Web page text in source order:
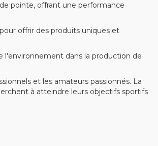
pointe, offrant une performance
offrir des produits uniques et
l'environnement dans la production de
et les amateurs passionnés. La
à atteindre leurs objectifs sportifs